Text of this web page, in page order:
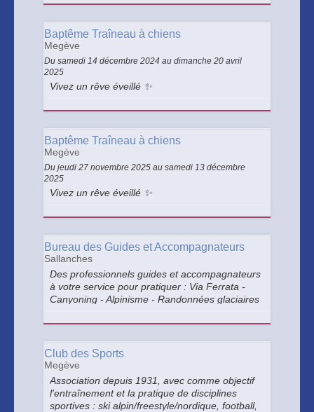
sur les sentiers enneigés de Passy Plaine-Joux.
Baptême Traîneau à chiens
Megève
Du samedi 14 décembre 2024 au dimanche 20 avril
2025
Vivez un rêve éveillé ✨
Baptême Traîneau à chiens
Megève
Du jeudi 27 novembre 2025 au samedi 13 décembre
2025
Vivez un rêve éveillé ✨
Bureau des Guides et Accompagnateurs
Sallanches
Des professionnels guides et accompagnateurs
à votre service pour pratiquer : Via Ferrata -
Canyoning - Alpinisme - Randonnées glaciaires
piste - Raquettes à neige - Cascades de glace -
Club des Sports
Megève
Association depuis 1931, avec comme objectif
l'entraînement et la pratique de disciplines
sportives : ski alpin/freestyle/nordique, football,